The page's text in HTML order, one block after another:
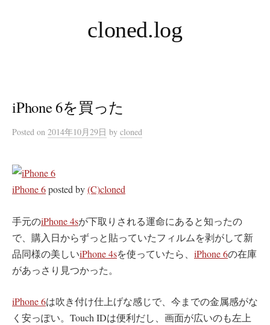
ス
ッ
cloned.log
iPhone 6を買った
Posted on 2014年10月29日 by cloned
iPhone 6posted by(C)cloned
手元のiPhone 4sが下取りされる運命にあると知ったの
で、購入日からずっと貼っていたフィルムを剥がして新
品同様の美しいiPhone 4sを使っていたら、 iPhone 6の在庫
があっさり見つかった。
iPhone 6は吹き付け仕上げな感じで、今までの金属感がな
く安っぽい。Touch IDは便利だし、画面が広いのも左上